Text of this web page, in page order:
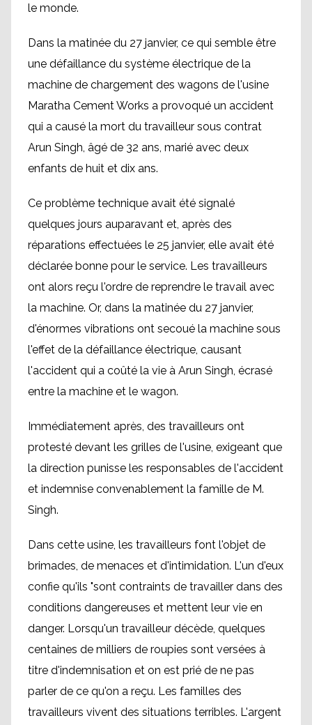
le monde.
Dans la matinée du 27 janvier, ce qui semble être
une défaillance du système électrique de la
machine de chargement des wagons de l'usine
Maratha Cement Works a provoqué un accident
qui a causé la mort du travailleur sous contrat
Arun Singh, âgé de 32 ans, marié avec deux
enfants de huit et dix ans.
Ce problème technique avait été signalé
quelques jours auparavant et, après des
réparations effectuées le 25 janvier, elle avait été
déclarée bonne pour le service. Les travailleurs
ont alors reçu l'ordre de reprendre le travail avec
la machine. Or, dans la matinée du 27 janvier,
d'énormes vibrations ont secoué la machine sous
l'effet de la défaillance électrique, causant
l'accident qui a coûté la vie à Arun Singh, écrasé
entre la machine et le wagon.
Immédiatement après, des travailleurs ont
protesté devant les grilles de l'usine, exigeant que
la direction punisse les responsables de l'accident
et indemnise convenablement la famille de M.
Singh.
Dans cette usine, les travailleurs font l'objet de
brimades, de menaces et d'intimidation. L'un d'eux
confie qu'ils "sont contraints de travailler dans des
conditions dangereuses et mettent leur vie en
danger. Lorsqu'un travailleur décède, quelques
centaines de milliers de roupies sont versées à
titre d'indemnisation et on est prié de ne pas
parler de ce qu'on a reçu. Les familles des
travailleurs vivent des situations terribles. L'argent